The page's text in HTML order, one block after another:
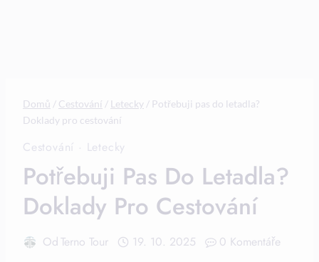
Domů / Cestování / Letecky / Potřebuji pas do letadla?
Doklady pro cestování
Cestování · Letecky
Potřebuji Pas Do Letadla?
Doklady Pro Cestování
OdTerno Tour 19. 10. 2025 0 Komentáře